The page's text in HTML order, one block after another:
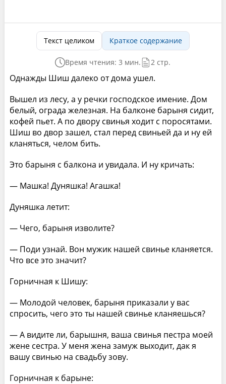
Текст целиком Краткое содержание
Время чтения: 3 мин. 2 стр.
Однажды Шиш далеко от дома ушел.
Вышел из лесу, а у речки господское имение. Дом
белый, ограда железная. На балконе барыня сидит,
кофей пьет. А по двору свинья ходит с поросятами.
Шиш во двор зашел, стал перед свиньей да и ну ей
кланяться, челом бить.
Это барыня с балкона и увидала. И ну кричать:
— Машка! Дуняшка! Агашка!
Дуняшка летит:
— Чего, барыня изволите?
— Поди узнай. Вон мужик нашей свинье кланяется.
Что все это значит?
Горничная к Шишу:
— Молодой человек, барыня приказали у вас
спросить, чего это ты нашей свинье кланяешься?
— А видите ли, барышня, ваша свинья пестра моей
жене сестра. У меня жена замуж выходит, дак я
вашу свинью на свадьбу зову.
Горничная к барыне: